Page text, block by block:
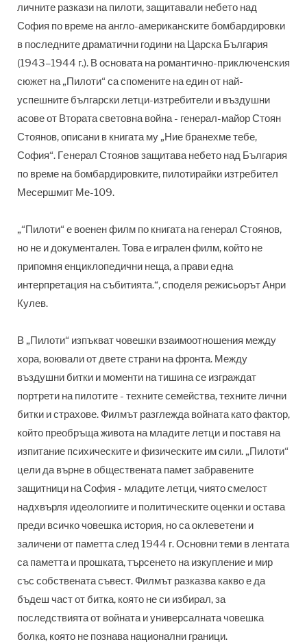
личните разкази на пилоти, защитавали небето над
София по време на англо-американските бомбардировки
в последните драматични години на Царска България
(1943–1944 г.). В основата на романтично-приключенския
сюжет на „Пилоти“ са спомените на един от най-
успешните български летци-изтребители и въздушни
асове от Втората световна война - генерал-майор Стоян
Стоянов, описани в книгата му „Ние бранехме тебе,
София“. Гeнерал Стоянов защитава небето над България
по време на бомбардировките, пилотирайки изтребител
Месершмит Ме-109.
„“Пилоти“ е военен филм по книгата на генерал Стоянов,
но не и документален. Това е игрален филм, който не
припомня енциклопедични неща, а прави една
интерпретация на събитията.“, споделя режисьорът Анри
Кулев.
В „Пилоти“ изпъкват човешки взаимоотношения между
хора, воювали от двете страни на фронта. Между
въздушни битки и моменти на тишина се изграждат
портрети на пилотите - техните семейства, техните лични
битки и страхове. Филмът разглежда войната като фактор,
който преобръща живота на младите летци и поставя на
изпитание психическите и физическите им сили. „Пилоти“
цели да върне в обществената памет забравените
защитници на София - младите летци, чиято смелост
надхвърля идеологиите и политическите оценки и остава
преди всичко човешка история, но са оклеветени и
заличени от паметта след 1944 г. Основни теми в лентата
са паметта и прошката, търсенето на изкупление и мир
със собствената съвест. Филмът разказва какво е да
бъдеш част от битка, която не си избирал, за
последствията от войната и универсалната човешка
болка, която не познава национални граници.